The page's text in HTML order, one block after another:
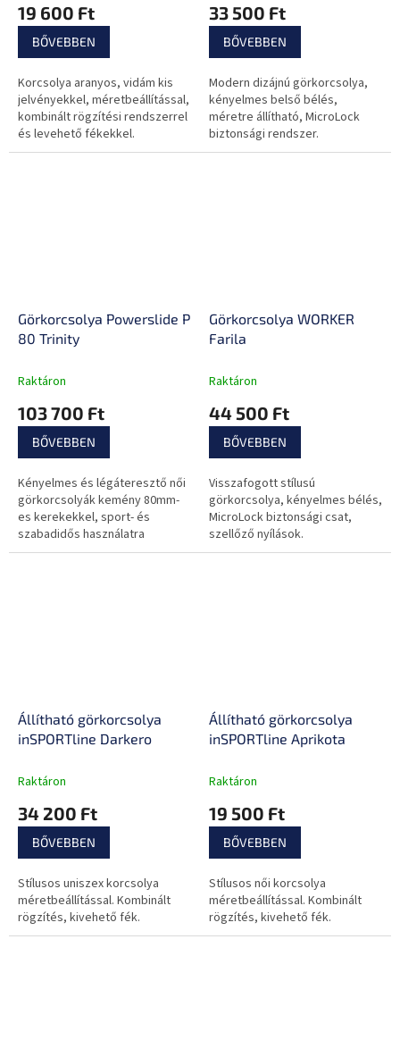
rendszer, állítható
vázméret, PU gumi
19 600 Ft
BŐVEBBEN
Korcsolya aranyos, vidám kis
jelvényekkel, méretbeállítással,
kombinált rögzítési rendszerrel
és levehető fékekkel.
33 500 Ft
BŐVEBBEN
Modern dizájnú görkorcsolya,
kényelmes belső bélés,
méretre állítható, MicroLock
biztonsági rendszer.
Görkorcsolya Powerslide Phuzion Argon Rose
80 Trinity
Raktáron
103 700 Ft
BŐVEBBEN
Kényelmes és légáteresztő női
görkorcsolyák kemény 80mm-
es kerekekkel, sport- és
szabadidős használatra
egyaránt! Jól kiegyensúlyozott
Görkorcsolya WORKER
Farila
Raktáron
44 500 Ft
BŐVEBBEN
Visszafogott stílusú
görkorcsolya, kényelmes bélés,
MicroLock biztonsági csat,
szellőző nyílások.
Állítható görkorcsolya
inSPORTline Darkero
Raktáron
34 200 Ft
BŐVEBBEN
Stílusos uniszex korcsolya
méretbeállítással. Kombinált
rögzítés, kivehető fék.
Állítható görkorcsolya
inSPORTline Aprikota
Raktáron
19 500 Ft
BŐVEBBEN
Stílusos női korcsolya
méretbeállítással. Kombinált
rögzítés, kivehető fék.